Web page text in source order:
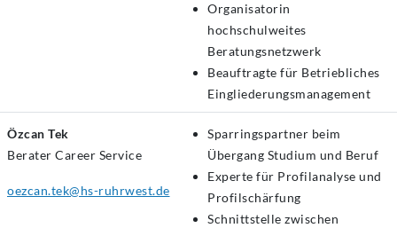
Organisatorin
hochschulweites
Beratungsnetzwerk
Beauftragte für Betriebliches
Eingliederungsmanagement
Özcan Tek
Berater Career Service
oezcan.tek@hs-ruhrwest.de
Sparringspartner beim
Übergang Studium und Beruf
Experte für Profilanalyse und
Profilschärfung
Schnittstelle zwischen